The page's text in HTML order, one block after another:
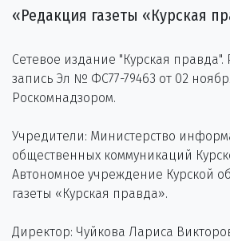
«Редакция газеты «Курская
Сетевое издание "Курская
запись Эл № ФС77-79463 от 02
Роскомнадзором.
Учредители: Министерство
общественных коммуникаций
Автономное учреждение Курской
газеты «Курская правда».
Директор: Чуйкова Лариса